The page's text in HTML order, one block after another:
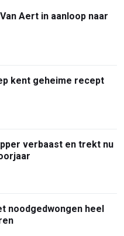
Aert in aanloop naar
kent geheime recept
verbaast en trekt nu
noodgedwongen heel